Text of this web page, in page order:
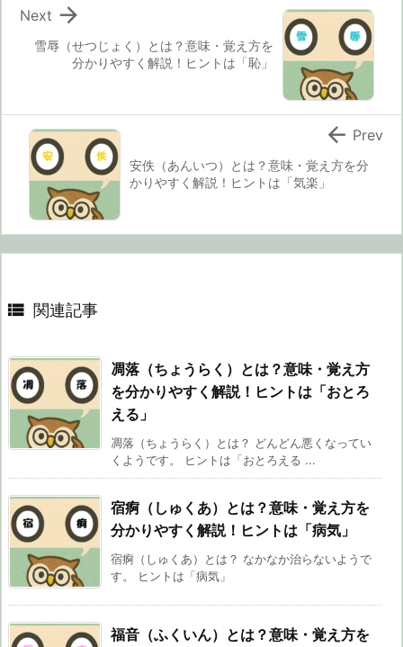
雪辱（せつじょく）とは？意味・覚え方を
分かりやすく解説！ヒントは「恥」

Next
安佚（あんいつ）とは？意味・覚え方を分
かりやすく解説！ヒントは「気楽」
 Prev
 関連記事
凋落（ちょうらく）とは？意味・覚え方
を分かりやすく解説！ヒントは「おとろ
える」
凋落（ちょうらく）とは？ どんどん悪くなってい
くようです。 ヒントは「おとろえる ...
宿痾（しゅくあ）とは？意味・覚え方を
分かりやすく解説！ヒントは「病気」
宿痾（しゅくあ）とは？ なかなか治らないようで
す。 ヒントは「病気」
福音（ふくいん）とは？意味・覚え方を